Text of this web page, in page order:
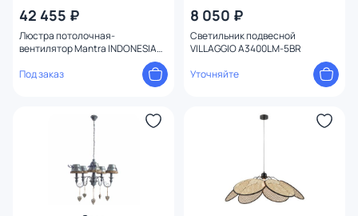
42 455 ₽
Люстра потолочная-
вентилятор Mantra INDONESIA
(теплый,белый,холодный) 55W
Под заказ
8 050 ₽
Светильник подвесной
VILLAGGIO A3400LM-5BR
Уточняйте
плафон 4
Оформление
Конструкция
Мощность ламп